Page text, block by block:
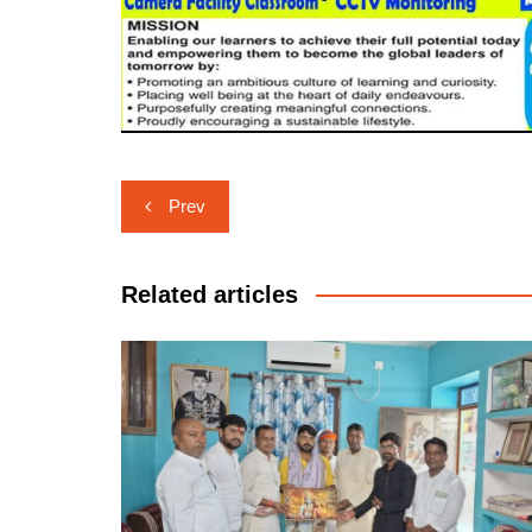
Post
navigation
Prev
Related articles